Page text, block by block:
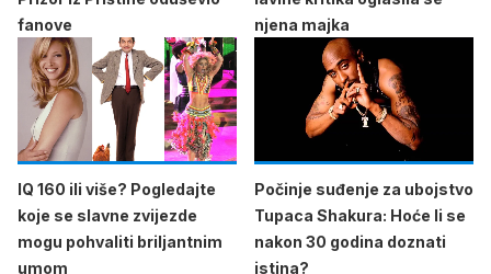
fanove
njena majka
IQ 160 ili više? Pogledajte
koje se slavne zvijezde
mogu pohvaliti briljantnim
umom
Počinje suđenje za ubojstvo
Tupaca Shakura: Hoće li se
nakon 30 godina doznati
istina?